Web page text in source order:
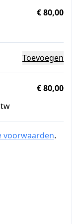
€ 80,00
Toevoegen
€ 80,00
voorwaarden.